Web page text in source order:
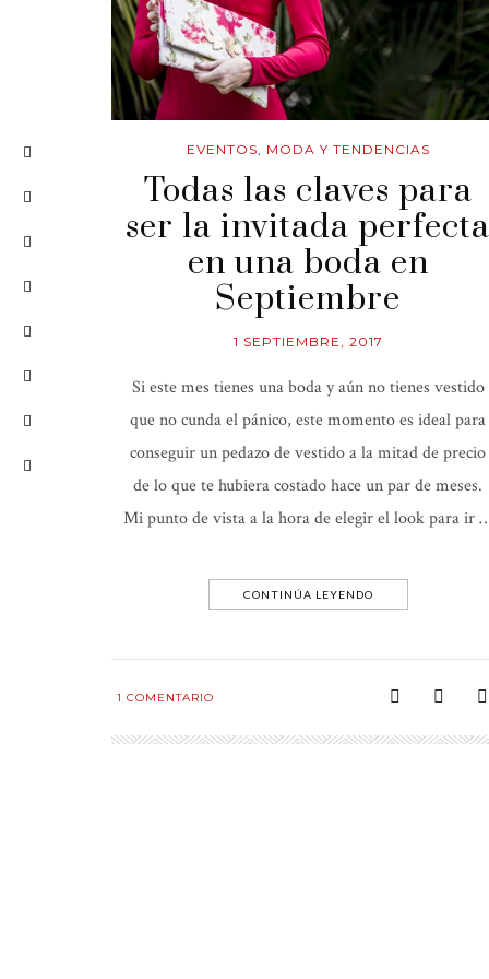
EVENTOS, MODA Y TENDENCIAS
Todas las claves para
ser la invitada perfecta
en una boda en
Septiembre
1 SEPTIEMBRE, 2017
Si este mes tienes una boda y aún no tienes vestido
que no cunda el pánico, este momento es ideal para
conseguir un pedazo de vestido a la mitad de precio
de lo que te hubiera costado hace un par de meses.
Mi punto de vista a la hora de elegir el look para ir
CONTINÚA LEYENDO
1 COMENTARIO